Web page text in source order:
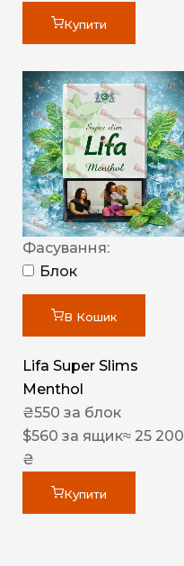
Купити
Фасування:
Блок
В Кошик
Lifa Super Slims
Menthol
₴550 за блок
$560 за ящик≈ 25 200
₴
Купити